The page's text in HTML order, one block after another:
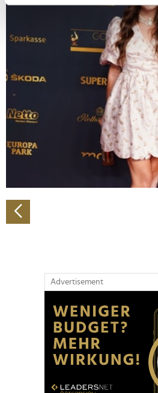
bestimmten Merkmalen
Erfahren Sie mehr darüber, wie
verarbeitet werden, und legen Sie
Abschnitt Einzelheitenfest.
Wir verwenden Cookies, um
personalisieren, Funktionen für
zu können und die Zugriffe auf
analysieren. Außerdem geben wir
Verwendung unserer Website an
soziale Medien, Werbung und
Partner führen diese
haben oder die sie im Rahmen
gesammelt haben.
Advertisement